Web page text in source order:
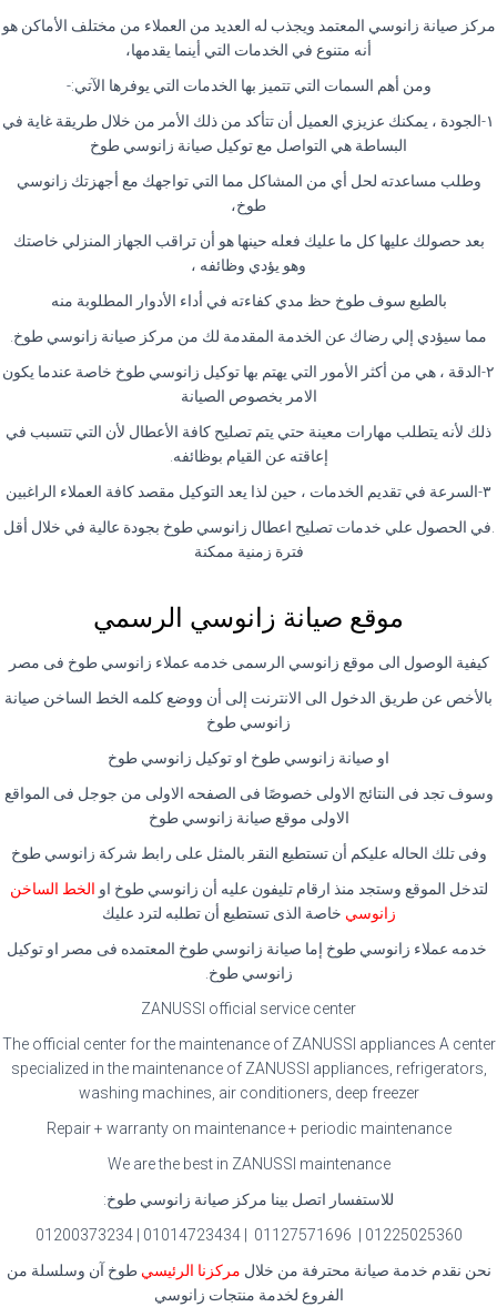
مركز صيانة زانوسي المعتمد ويجذب له العديد من العملاء من مختلف الأماكن هو
أنه متنوع في الخدمات التي أينما يقدمها،
ومن أهم السمات التي تتميز بها الخدمات التي يوفرها الآتي:-
١-الجودة ، يمكنك عزيزي العميل أن تتأكد من ذلك الأمر من خلال طريقة غاية في
البساطة هي التواصل مع توكيل صيانة زانوسي طوخ
وطلب مساعدته لحل أي من المشاكل مما التي تواجهك مع أجهزتك زانوسي
طوخ،
بعد حصولك عليها كل ما عليك فعله حينها هو أن تراقب الجهاز المنزلي خاصتك
وهو يؤدي وظائفه ،
بالطبع سوف طوخ حظ مدي كفاءته في أداء الأدوار المطلوبة منه
مما سيؤدي إلي رضاك عن الخدمة المقدمة لك من مركز صيانة زانوسي طوخ.
٢-الدقة ، هي من أكثر الأمور التي يهتم بها توكيل زانوسي طوخ خاصة عندما يكون
الامر بخصوص الصيانة
ذلك لأنه يتطلب مهارات معينة حتي يتم تصليح كافة الأعطال لأن التي تتسبب في
إعاقته عن القيام بوظائفه.
٣-السرعة في تقديم الخدمات ، حين لذا يعد التوكيل مقصد كافة العملاء الراغبين
.في الحصول علي خدمات تصليح اعطال زانوسي طوخ بجودة عالية في خلال أقل
فترة زمنية ممكنة
موقع صيانة زانوسي الرسمي
كيفية الوصول الى موقع زانوسي الرسمى خدمه عملاء زانوسي طوخ فى مصر
بالأخص عن طريق الدخول الى الانترنت إلى أن ووضع كلمه الخط الساخن صيانة
زانوسي طوخ
او صيانة زانوسي طوخ او توكيل زانوسي طوخ
وسوف تجد فى النتائج الاولى خصوصًا فى الصفحه الاولى من جوجل فى المواقع
الاولى موقع صيانة زانوسي طوخ
وفى تلك الحاله عليكم أن تستطيع النقر بالمثل على رابط شركة زانوسي طوخ
لتدخل الموقع وستجد منذ ارقام تليفون عليه أن زانوسي طوخ او الخط الساخن
زانوسي خاصة الذى تستطيع أن تطلبه لترد عليك
خدمه عملاء زانوسي طوخ إما صيانة زانوسي طوخ المعتمده فى مصر او توكيل
زانوسي طوخ.
ZANUSSI official service center
The official center for the maintenance of ZANUSSI appliances A center
specialized in the maintenance of ZANUSSI appliances, refrigerators,
washing machines, air conditioners, deep freezer
Repair + warranty on maintenance + periodic maintenance
We are the best in ZANUSSI maintenance
للاستفسار اتصل بينا مركز صيانة زانوسي طوخ:
01225025360 | 01127571696 | 01014723434 | 01200373234
نحن نقدم خدمة صيانة محترفة من خلال مركزنا الرئيسي طوخ آن وسلسلة من
الفروع لخدمة منتجات زانوسي